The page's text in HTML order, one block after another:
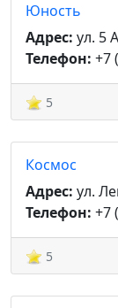
Юность
Адрес: ул. 5
Телефон: +7
5
Космос
Адрес: ул.
Телефон: +7
5